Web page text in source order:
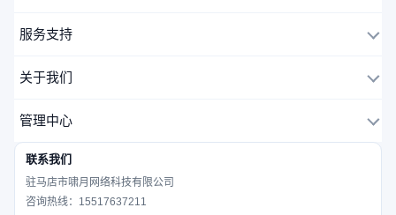
服务支持
关于我们
管理中心
联系我们
驻马店市啸月网络科技有限公司
咨询热线： 15517637211